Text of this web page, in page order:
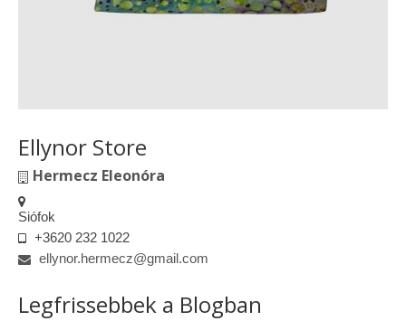
Ellynor Store
Hermecz Eleonóra
Siófok
+3620 232 1022
ellynor.hermecz@gmail.com
Legfrissebbek a Blogban